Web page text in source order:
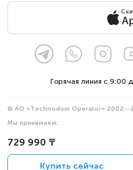
729 990 ₸
Купить сейчас
Горячая линия с 9:00
© АО «Technodom Operator»
Мы принимаем: